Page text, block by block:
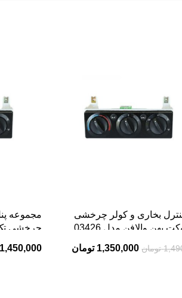
بخاری و کولر چرخشی
دوسوکت پهن والافن مدل 03426
تومان 1,350,000 تومان
مجموعه
چرخشی